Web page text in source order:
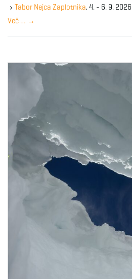
y
w
r
Tabor Nejca Zaplotnika, 4. - 6. 9. 2026
Več … →